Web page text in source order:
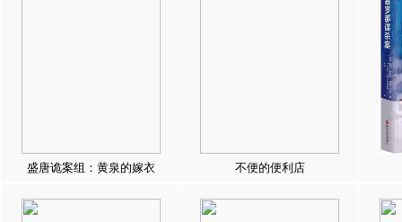
盛唐诡案组：黄泉的嫁衣 不便的便利店